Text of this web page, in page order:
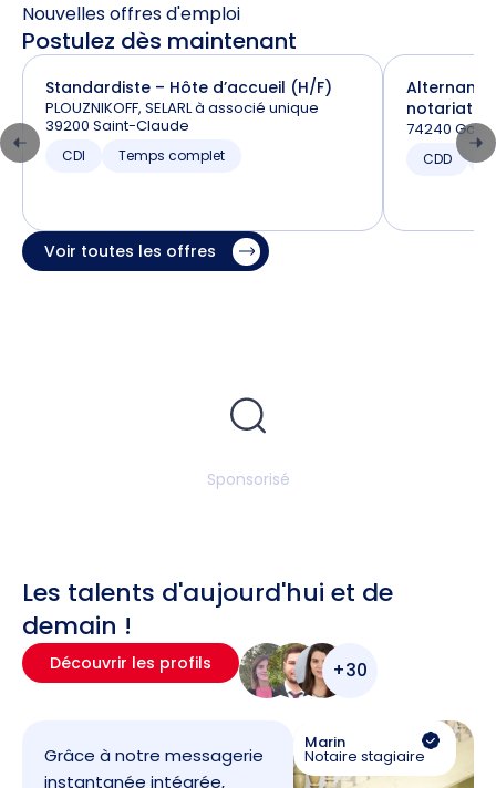
Nouvelles offres d'emploi
Postulez dès maintenant
Standardiste – Hôte d’accueil (H/F)
PLOUZNIKOFF, SELARL à associé unique
39200 Saint-Claude
CDI Temps complet
notariat
74240
CDD
Voir toutes les offres
Sponsorisé
Les talents d'aujourd'hui et de
demain !
Découvrir les profils +30
Grâce à notre messagerie
instantanée intégrée,
Marin
Notaire stagiaire